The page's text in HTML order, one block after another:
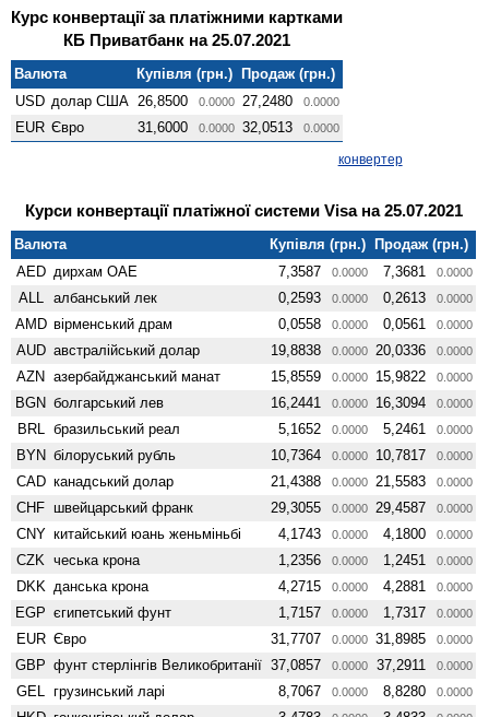
Курс конвертації за платіжними картками
КБ Приватбанк на 25.07.2021
Валюта Купівля (грн.) Продаж (грн.)
USD долар США 26,8500 0.0000 27,2480 0.0000
EUR Євро 31,6000 0.0000 32,0513 0.0000
конвертер
Курси конвертації платіжної системи Visa на 25.07.2021
Валюта Купівля (грн.) Продаж (грн.)
AED дирхам ОАЕ 7,3587 0.0000 7,3681 0.0000
ALL албанський лек 0,2593 0.0000 0,2613 0.0000
AMD вiрменський драм 0,0558 0.0000 0,0561 0.0000
AUD австралійський долар 19,8838 0.0000 20,0336 0.0000
AZN азербайджанський манат 15,8559 0.0000 15,9822 0.0000
BGN болгарський лев 16,2441 0.0000 16,3094 0.0000
BRL бразильський реал 5,1652 0.0000 5,2461 0.0000
BYN білоруський рубль 10,7364 0.0000 10,7817 0.0000
CAD канадський долар 21,4388 0.0000 21,5583 0.0000
CHF швейцарський франк 29,3055 0.0000 29,4587 0.0000
CNY китайський юань женьмiньбi 4,1743 0.0000 4,1800 0.0000
CZK чеська крона 1,2356 0.0000 1,2451 0.0000
DKK данська крона 4,2715 0.0000 4,2881 0.0000
EGP єгипетський фунт 1,7157 0.0000 1,7317 0.0000
EUR Євро 31,7707 0.0000 31,8985 0.0000
GBP фунт стерлінгів Велико­британії 37,0857 0.0000 37,2911 0.0000
GEL грузинський ларі 8,7067 0.0000 8,8280 0.0000